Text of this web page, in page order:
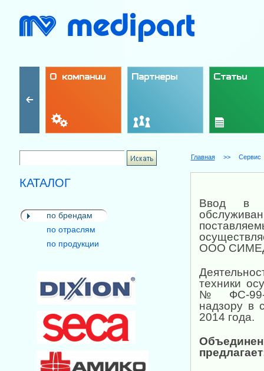
О компании Партнеры Статьи
КАТАЛОГ
по брендам
по отраслям
по продукции
Главная >> Сервис
Ввод в
ООО
техники
№ ФС-99-
надзору в
2014 года.